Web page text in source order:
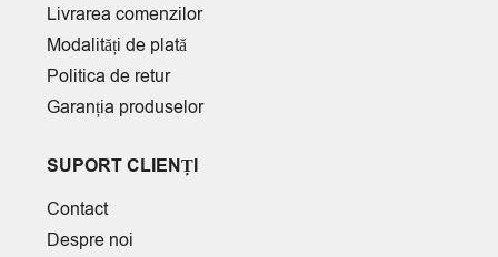
Livrarea comenzilor
Modalități de plată
Politica de retur
Garanția produselor
SUPORT CLIENȚI
Contact
Despre noi